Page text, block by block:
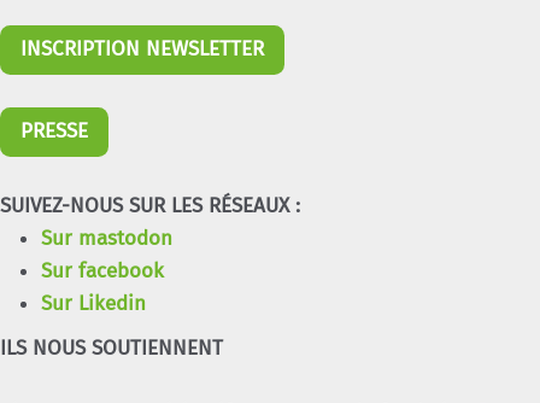
INSCRIPTION NEWSLETTER
PRESSE
SUIVEZ-NOUS SUR LES RÉSEAUX :
Sur mastodon
Sur facebook
Sur Likedin
ILS NOUS SOUTIENNENT